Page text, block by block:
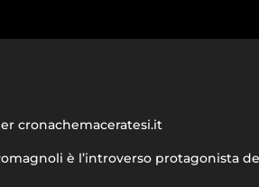
cronachemaceratesi.it
è l’introverso protagonista